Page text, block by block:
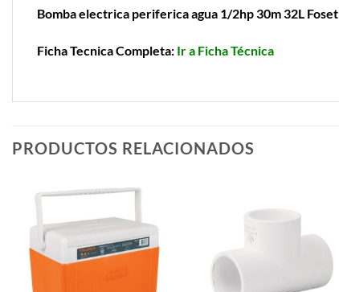
Bomba electrica periferica agua 1/2hp 30m 32L Foset
Ficha Tecnica Completa: Ir a Ficha Técnica
PRODUCTOS RELACIONADOS